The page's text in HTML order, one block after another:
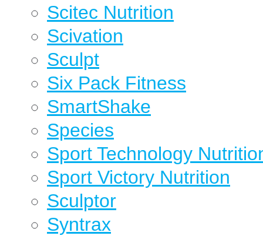
Scitec Nutrition
Scivation
Sculpt
Six Pack Fitness
SmartShake
Species
Sport Technology
Sport Victory Nutrition
Sculptor
Syntrax